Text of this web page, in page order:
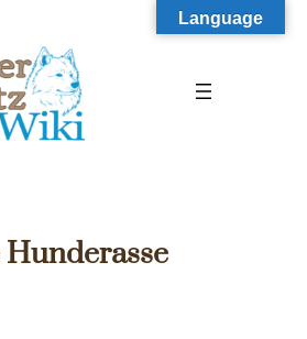
Language